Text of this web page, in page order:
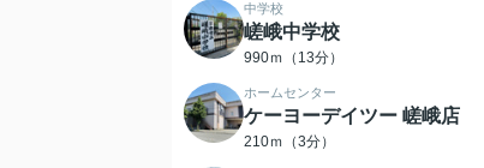
中学校
嵯峨中学校
990ｍ（13分）
ホームセンター
ケーヨーデイツー 嵯峨店
210ｍ（3分）